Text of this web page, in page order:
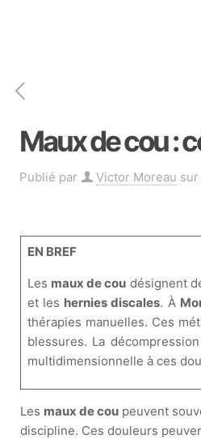
Maux de cou :
Publié par Victor Moreau sur
EN BREF
Les maux de cou désignent
et les hernies discales. À
thérapies manuelles. Ces
blessures. La
multidimensionnelle à ces
Les maux de cou peuvent
discipline. Ces douleurs